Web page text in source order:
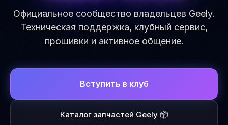
Официальное сообщество владельцев Geely.
Техническая поддержка, клубный сервис,
прошивки и активное общение.
Вступить в клуб
Каталог запчастей Geely 📦